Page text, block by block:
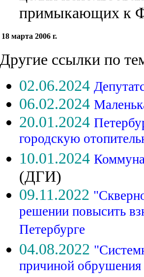
примыкающих к
18 марта 2006 г.
Другие ссылки по
02.06.2024
06.02.2024
20.01.2024
городскую
10.01.2024
(ДГИ)
09.11.2022
решении повысить
Петербурге
04.08.2022
причиной обрушения